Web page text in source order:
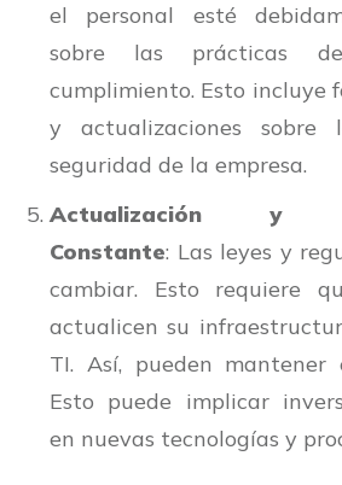
el personal esté
sobre las prácticas
cumplimiento. Esto incluye
y actualizaciones sobre
seguridad de la empresa.
Actualización y
Constante: Las leyes y
cambiar. Esto requiere
actualicen su
TI. Así, pueden mantener
Esto puede implicar
en nuevas tecnologías y